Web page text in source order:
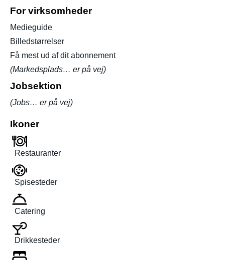
For virksomheder
Medieguide
Billedstørrelser
Få mest ud af dit abonnement
(Markedsplads… er på vej)
Jobsektion
(Jobs… er på vej)
Ikoner
Restauranter
Spisesteder
Catering
Drikkesteder